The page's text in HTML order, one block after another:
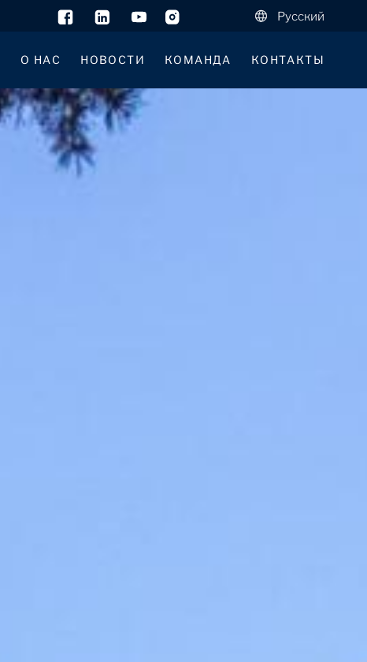
Русский
О НАС НОВОСТИ КОМАНДА КОНТАКТЫ